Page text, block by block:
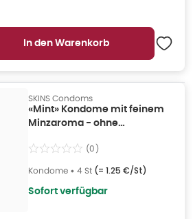
In den Warenkorb
SKINS Condoms
«Mint» Kondome mit feinem
Minzaroma - ohne
St
(0)
Kondome • 4 St (= 1.25 €/St)
Sofort verfügbar